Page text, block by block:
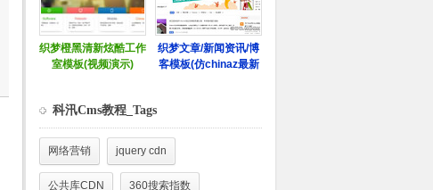
科汛Cms教程_Tags
网络营销 jquery cdn
公共库CDN 360搜索指数